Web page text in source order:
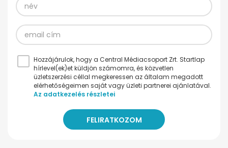
Hozzájárulok, hogy a Central Médiacsoport Zrt. Startlap
hírlevel(ek)et küldjön számomra, és közvetlen
üzletszerzési céllal megkeressen az általam megadott
elérhetőségeimen saját vagy üzleti partnerei ajánlatával.
Az adatkezelés részletei